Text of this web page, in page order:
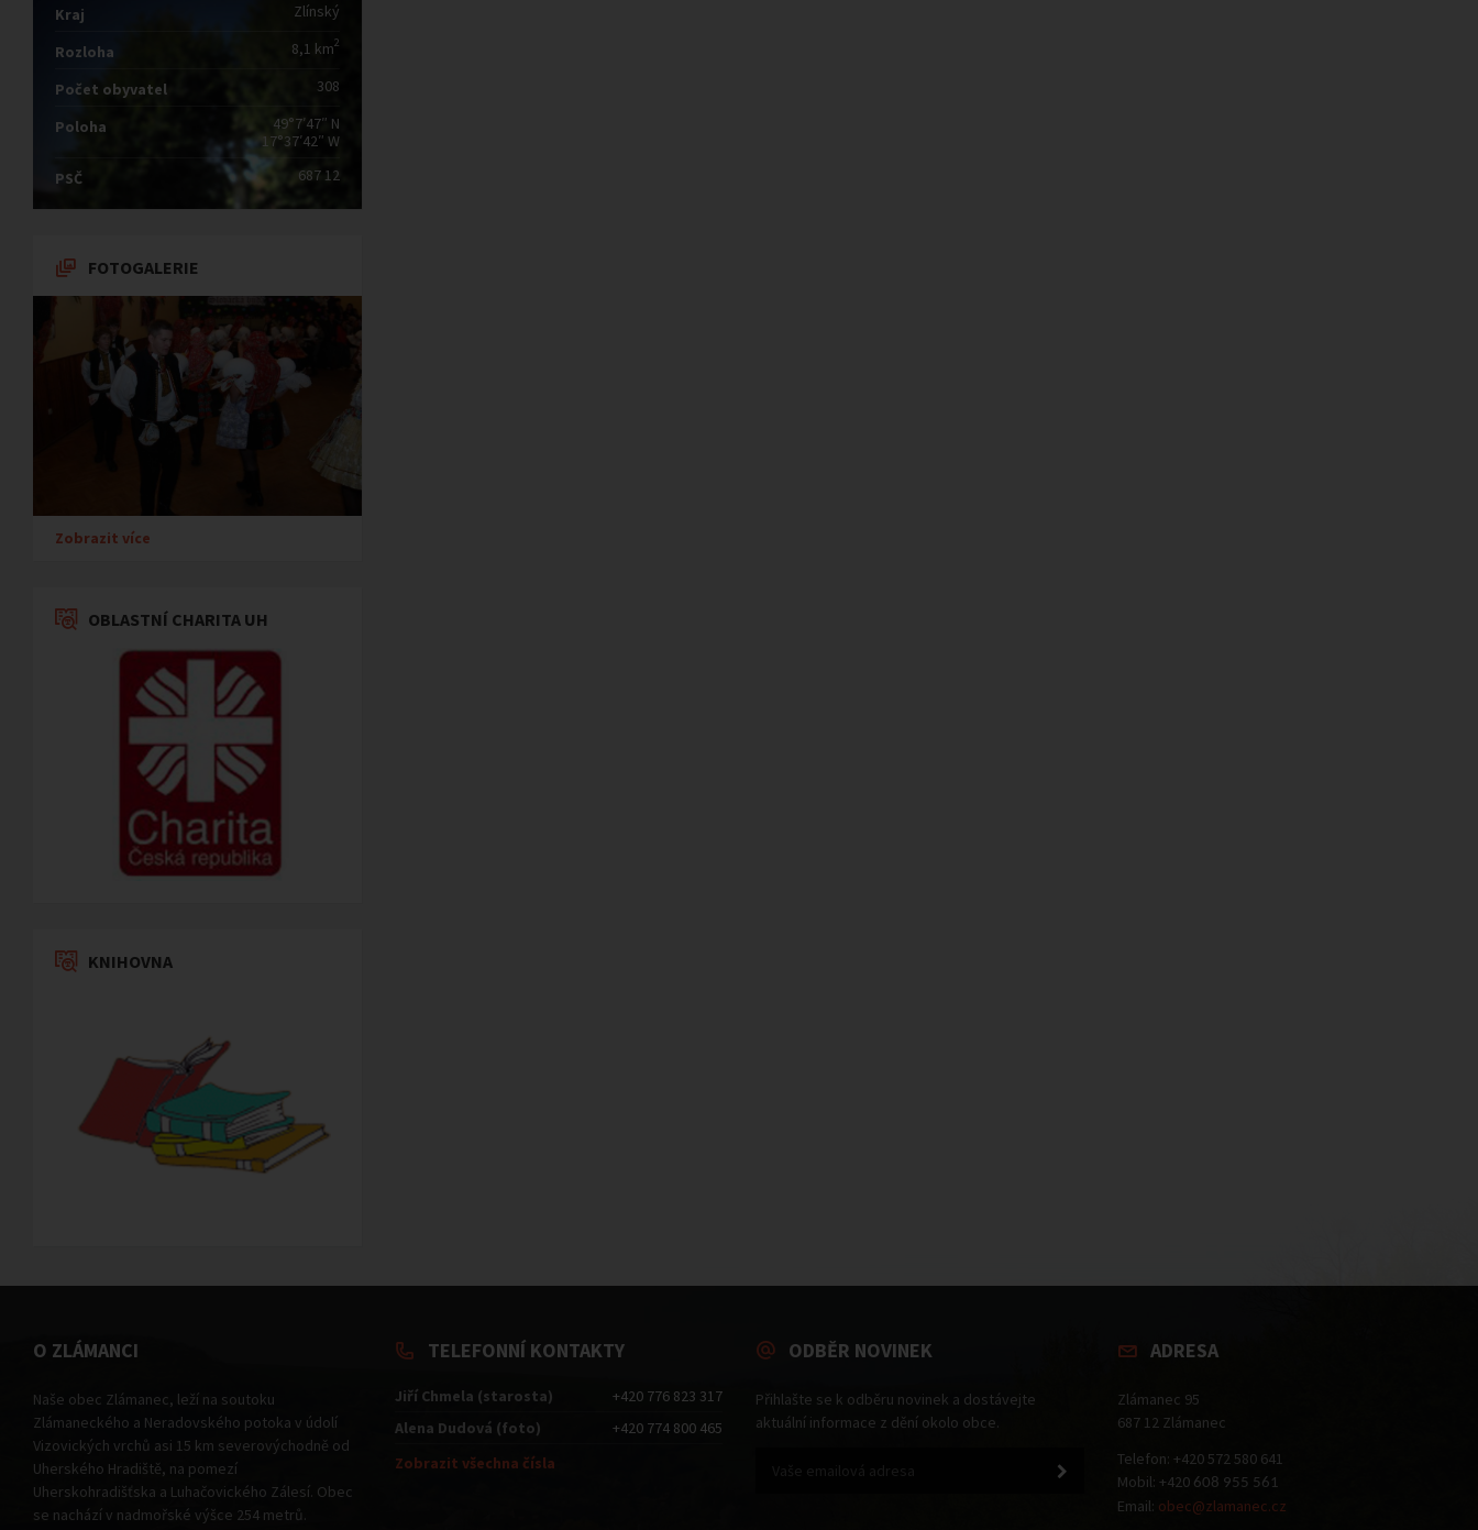
Kraj Zlínský
Rozloha 8,1 km2
Počet obyvatel 308
Poloha
49°7′47″ N
17°37′42″ W
PSČ
687 12
FOTOGALERIE
Zobrazit více
OBLASTNÍ CHARITA UH
KNIHOVNA
O ZLÁMANCI
Naše obec Zlámanec, leží na soutoku
Zlámaneckého a Neradovského potoka v údolí
Vizovických vrchů asi 15 km severovýchodně od
Uherského Hradiště, na pomezí
Uherskohradišťska a Luhačovického Zálesí. Obec
se nachází v nadmořské výšce 254 metrů.
TELEFONNÍ KONTAKTY
Jiří Chmela (starosta)
+420 776 823 317
Alena Dudová (foto)
+420 774 800 465
Zobrazit všechna čísla
ODBĚR NOVINEK
Přihlašte se k odběru novinek a dostávejte
aktuální informace z dění okolo obce.
ADRESA
Zlámanec 95
687 12 Zlámanec
Telefon: +420 572 580 641
Mobil: +420 608 955 561
Email: obec@zlamanec.cz